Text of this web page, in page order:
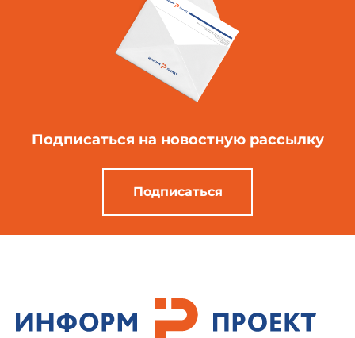
Подписаться на новостную рассылку
Подписаться